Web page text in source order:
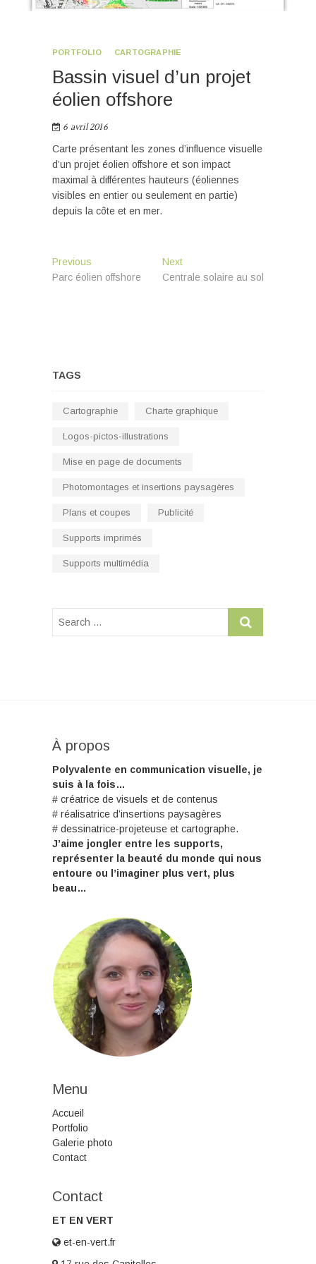
PORTFOLIO CARTOGRAPHIE
Bassin visuel d’un projet
éolien offshore
6 avril 2016
Carte présentant les zones d’influence visuelle
d’un projet éolien offshore et son impact
maximal à différentes hauteurs (éoliennes
visibles en entier ou seulement en partie)
depuis la côte et en mer.
Navigation
de
Previous
post:
Parc éolien offshore
NextNext
post:
Centrale solaire au sol
TAGS
Cartographie Charte graphique
Logos-pictos-illustrations
Mise en page de documents
Photomontages et insertions paysagères
Plans et coupes Publicité
Supports imprimés
Supports multimédia
À propos
Polyvalente en communication visuelle, je
suis à la fois…
# créatrice de visuels et de contenus
# réalisatrice d’insertions paysagères
# dessinatrice-projeteuse et cartographe.
J’aime jongler entre les supports,
représenter la beauté du monde qui nous
entoure ou l’imaginer plus vert, plus
beau…
Menu
Accueil
Portfolio
Galerie photo
Contact
Contact
ET EN VERT
et-en-vert.fr